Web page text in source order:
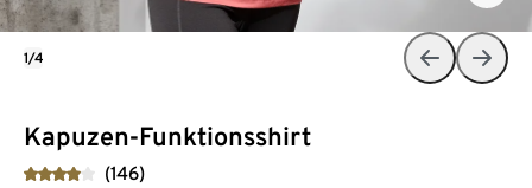
Kapuzen-Funktionsshirt
(146)
1/4